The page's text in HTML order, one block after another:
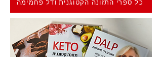
כל ספרי התזונה הקטוגנית ודל פחמימה